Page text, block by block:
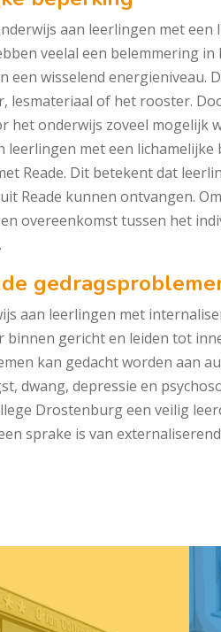
aan leerlingen met een
veelal een belemmering
een wisselend energieniveau.
lesmateriaal of het rooster.
onderwijs zoveel mogelijk
met een
Reade. Dit betekent dat
Reade kunnen ontvangen.
overeenkomst tussen het
aan leerlingen met
binnen gericht en leiden tot
kan gedacht worden aan
dwang, depressie en
Drostenburg een veilig
sprake is van